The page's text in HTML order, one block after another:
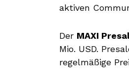
aktiven
Der MAXI
Mio. USD.
regelmäßige